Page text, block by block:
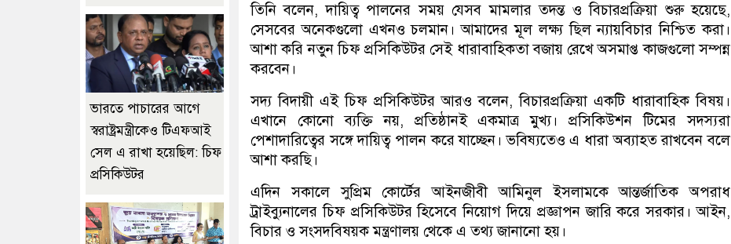
তিনি বলেন, দায়িত্ব পালনের সময় যেসব মামলার তদন্ত ও বিচারপ্রক্রিয়া শুরু হয়েছে,
সেসবের অনেকগুলো এখনও চলমান। আমাদের মূল লক্ষ্য ছিল ন্যায়বিচার নিশ্চিত করা।
আশা করি নতুন চিফ প্রসিকিউটর সেই ধারাবাহিকতা বজায় রেখে অসমাপ্ত কাজগুলো সম্পন্ন
করবেন।
সদ্য বিদায়ী এই চিফ প্রসিকিউটর আরও বলেন, বিচারপ্রক্রিয়া একটি ধারাবাহিক বিষয়।
এখানে কোনো ব্যক্তি নয়, প্রতিষ্ঠানই একমাত্র মুখ্য। প্রসিকিউশন টিমের সদস্যরা
পেশাদারিত্বের সঙ্গে দায়িত্ব পালন করে যাচ্ছেন। ভবিষ্যতেও এ ধারা অব্যাহত রাখবেন বলে
আশা করছি।
এদিন সকালে সুপ্রিম কোর্টের আইনজীবী আমিনুল ইসলামকে আন্তর্জাতিক অপরাধ
ট্রাইব্যুনালের চিফ প্রসিকিউটর হিসেবে নিয়োগ দিয়ে প্রজ্ঞাপন জারি করে সরকার। আইন,
বিচার ও সংসদবিষয়ক মন্ত্রণালয় থেকে এ তথ্য জানানো হয়।
ভারতে পাচারের আগে
স্বরাষ্ট্রমন্ত্রীকেও টিএফআই
সেল এ রাখা হয়েছিল: চিফ
প্রসিকিউটর